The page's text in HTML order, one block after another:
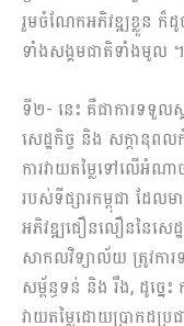
រួមចំណែកអភិវឌ្ឍខ្លួន
ទាំងសង្គមជាតិទាំងមូល ។
ទី២- នេះ ​គឺជា​ការ​ទទួល
សេដ្ឋកិច្ច និង សក្តានុ
ការវាយតម្លៃទៅលើ​អំ
របស់ទីផ្សារ​​កម្ពុជា ដែល​
អភិវឌ្ឍជឿនលឿន​នៃសេ
សាកលវិទ្យាល័យ ត្រូវការ
សម្ព័ន្ធទន់ និង រឹង, ដូច្នេ
វាយតម្លៃ​ដោយ​ប្រាកដប្